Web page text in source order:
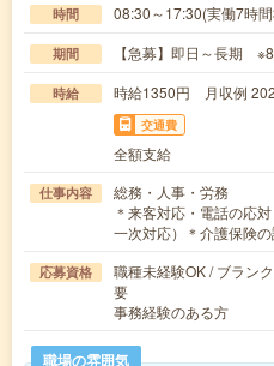
時間 08:30～17:30(実働7時
期間 【急募】即日～長期 ※8
時給 時給1350円 月収例
交通費
全額支給
仕事内容
総務・人事・労務
＊来客対応・電話の応
一次対応）＊介護保険
応募資格
職種未経験OK / ブラン
要
事務経験のある方
職場の雰囲気